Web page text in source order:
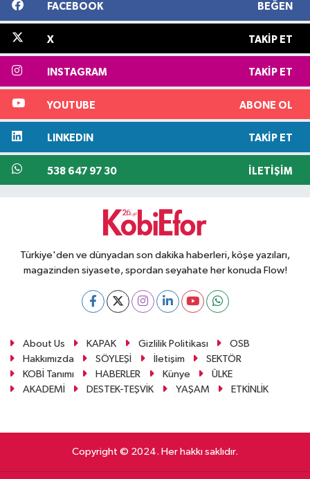
FACEBOOK BEĞEN
X TAKIP ET
INSTAGRAM TAKIP ET
YOUTUBE ABONE OL
LINKEDIN TAKIP ET
538 647 97 30 İLETIŞIM
Türkiye'den ve dünyadan son dakika haberleri, köşe yazıları,
magazinden siyasete, spordan seyahate her konuda Flow!
About Us KAPAK Gizlilik Politikası
OSB
Hakkımızda
SÖYLEŞİ İletişim
SEKTÖR
KOBİ Tanımı
HABERLER Künye
ÜLKE
AKADEMİ
DESTEK-TEŞVİK YAŞAM ETKİNLİK
Copyright © 2024. Her hakkı saklıdır.